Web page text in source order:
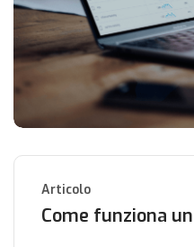
Articolo
Come funziona